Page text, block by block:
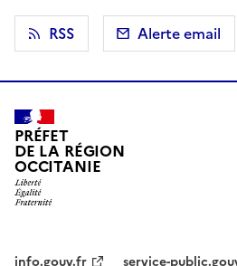
RSS
Alerte email
PRÉFET
DE LA RÉGION
OCCITANIE
info.gouv.fr
service-